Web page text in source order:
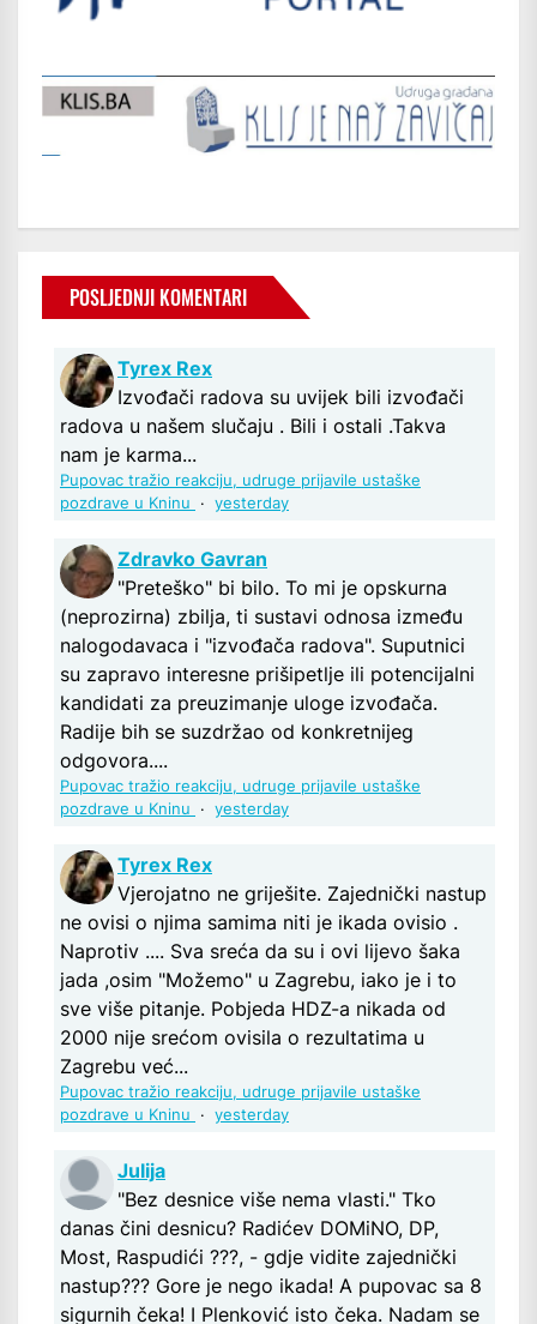
POSLJEDNJI KOMENTARI
Tyrex Rex
Izvođači radova su uvijek bili izvođači
radova u našem slučaju . Bili i ostali .Takva
nam je karma...
Pupovac tražio reakciju, udruge prijavile ustaške
pozdrave u Kninu
· yesterday
Zdravko Gavran
"Preteško" bi bilo. To mi je opskurna
(neprozirna) zbilja, ti sustavi odnosa između
nalogodavaca i "izvođača radova". Suputnici
su zapravo interesne prišipetlje ili potencijalni
kandidati za preuzimanje uloge izvođača.
Radije bih se suzdržao od konkretnijeg
odgovora....
Pupovac tražio reakciju, udruge prijavile ustaške
pozdrave u Kninu
· yesterday
Tyrex Rex
Vjerojatno ne griješite. Zajednički nastup
ne ovisi o njima samima niti je ikada ovisio .
Naprotiv .... Sva sreća da su i ovi lijevo šaka
jada ,osim "Možemo" u Zagrebu, iako je i to
sve više pitanje. Pobjeda HDZ-a nikada od
2000 nije srećom ovisila o rezultatima u
Zagrebu već...
Pupovac tražio reakciju, udruge prijavile ustaške
pozdrave u Kninu
· yesterday
Julija
"Bez desnice više nema vlasti." Tko
danas čini desnicu? Radićev DOMiNO, DP,
Most, Raspudići ???, - gdje vidite zajednički
nastup??? Gore je nego ikada! A pupovac sa 8
sigurnih čeka! I Plenković isto čeka. Nadam se